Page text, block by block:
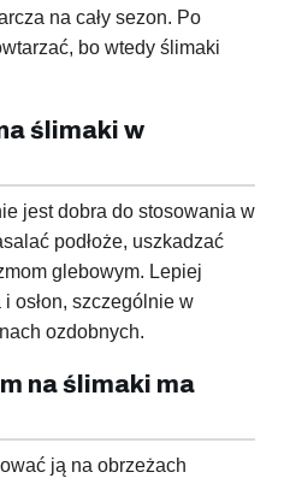
na cały sezon. Po
bo wtedy ślimaki
ślimaki w
jest dobra do stosowania w
podłoże, uszkadzać
glebowym. Lepiej
osłon, szczególnie w
ozdobnych.
na ślimaki ma
ją na obrzeżach